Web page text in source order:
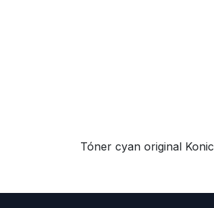
Tóner cyan original